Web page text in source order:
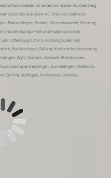
Schwarzwaldes, im Süden von Baden Württemberg
durch die Autobahn A5. Orte und Städte im
Emmendingen, Freiamt, Ottoschwanden, Richtung
mit dem Europa Park und Rulantica vorbei,
Offenburg (52 km). Richtung Süden liegt
Bad Krozingen (34 km), Hartheim bis Neuenburg
Wyhl, Sasbach, Weisweil, Rheinhausen,
über Denzlingen, Gundelfingen, Waldkirch,
(34 km), St,Märgen, Kirchzarten, Oberried,